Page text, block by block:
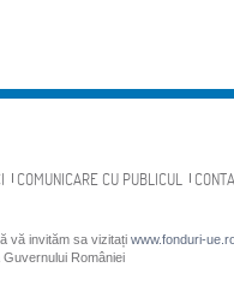
COMUNICARE CU PUBLICUL
vă invităm sa vizitați www.fonduri-
României